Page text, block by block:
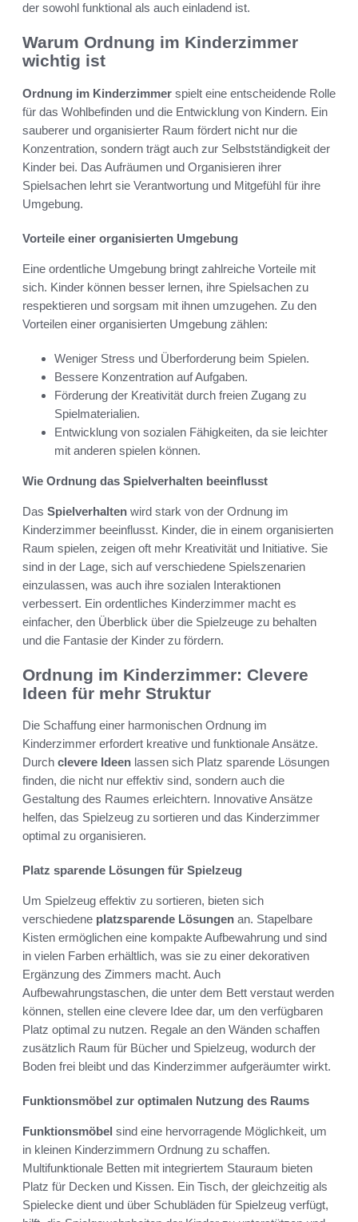
der sowohl funktional als auch einladend ist.
Warum Ordnung im Kinderzimmer
wichtig ist
Ordnung im Kinderzimmer spielt eine entscheidende Rolle
für das Wohlbefinden und die Entwicklung von Kindern. Ein
sauberer und organisierter Raum fördert nicht nur die
Konzentration, sondern trägt auch zur Selbstständigkeit der
Kinder bei. Das Aufräumen und Organisieren ihrer
Spielsachen lehrt sie Verantwortung und Mitgefühl für ihre
Umgebung.
Vorteile einer organisierten Umgebung
Eine ordentliche Umgebung bringt zahlreiche Vorteile mit
sich. Kinder können besser lernen, ihre Spielsachen zu
respektieren und sorgsam mit ihnen umzugehen. Zu den
Vorteilen einer organisierten Umgebung zählen:
Weniger Stress und Überforderung beim Spielen.
Bessere Konzentration auf Aufgaben.
Förderung der Kreativität durch freien Zugang zu
Spielmaterialien.
Entwicklung von sozialen Fähigkeiten, da sie leichter
mit anderen spielen können.
Wie Ordnung das Spielverhalten beeinflusst
Das Spielverhalten wird stark von der Ordnung im
Kinderzimmer beeinflusst. Kinder, die in einem organisierten
Raum spielen, zeigen oft mehr Kreativität und Initiative. Sie
sind in der Lage, sich auf verschiedene Spielszenarien
einzulassen, was auch ihre sozialen Interaktionen
verbessert. Ein ordentliches Kinderzimmer macht es
einfacher, den Überblick über die Spielzeuge zu behalten
und die Fantasie der Kinder zu fördern.
Ordnung im Kinderzimmer: Clevere
Ideen für mehr Struktur
Die Schaffung einer harmonischen Ordnung im
Kinderzimmer erfordert kreative und funktionale Ansätze.
Durch clevere Ideen lassen sich Platz sparende Lösungen
finden, die nicht nur effektiv sind, sondern auch die
Gestaltung des Raumes erleichtern. Innovative Ansätze
helfen, das Spielzeug zu sortieren und das Kinderzimmer
optimal zu organisieren.
Platz sparende Lösungen für Spielzeug
Um Spielzeug effektiv zu sortieren, bieten sich
verschiedene platzsparende Lösungen an. Stapelbare
Kisten ermöglichen eine kompakte Aufbewahrung und sind
in vielen Farben erhältlich, was sie zu einer dekorativen
Ergänzung des Zimmers macht. Auch
Aufbewahrungstaschen, die unter dem Bett verstaut werden
können, stellen eine clevere Idee dar, um den verfügbaren
Platz optimal zu nutzen. Regale an den Wänden schaffen
zusätzlich Raum für Bücher und Spielzeug, wodurch der
Boden frei bleibt und das Kinderzimmer aufgeräumter wirkt.
Funktionsmöbel zur optimalen Nutzung des Raums
Funktionsmöbel sind eine hervorragende Möglichkeit, um
in kleinen Kinderzimmern Ordnung zu schaffen.
Multifunktionale Betten mit integriertem Stauraum bieten
Platz für Decken und Kissen. Ein Tisch, der gleichzeitig als
Spielecke dient und über Schubläden für Spielzeug verfügt,